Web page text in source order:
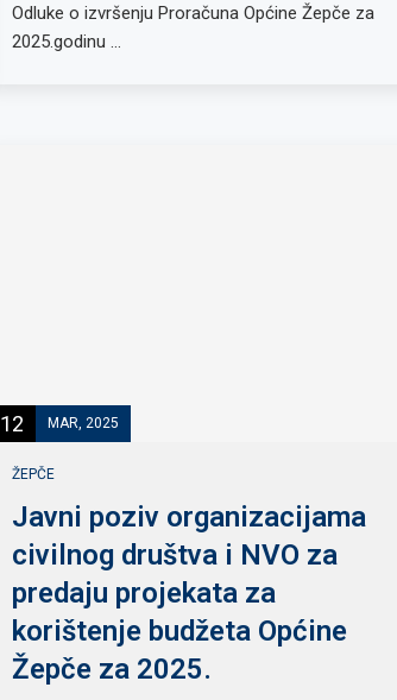
Odluke o izvršenju Proračuna Općine Žepče za
2025.godinu …
12 MAR, 2025
ŽEPČE
Javni poziv organizacijama
civilnog društva i NVO za
predaju projekata za
korištenje budžeta Općine
Žepče za 2025.